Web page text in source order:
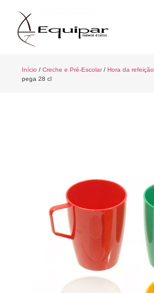
Início / Creche e Pré-Escolar/ Hora da refeição
pega 28 cl